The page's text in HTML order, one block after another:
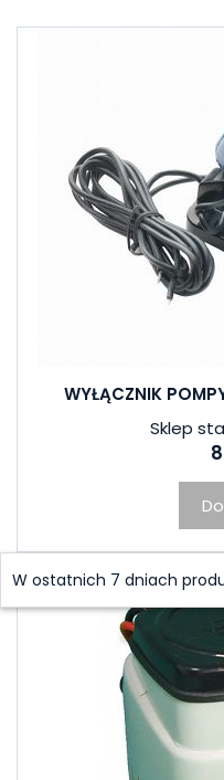
WYŁĄCZNIK
Sklep
W ostatnich 7 dniach